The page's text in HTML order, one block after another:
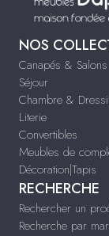
NOS
Canapés & Salons
Séjour
Chambre &
Literie
Convertibles
Meubles de
Décoration|Tapis
RECHERCHE
Rechercher un
Recherche par